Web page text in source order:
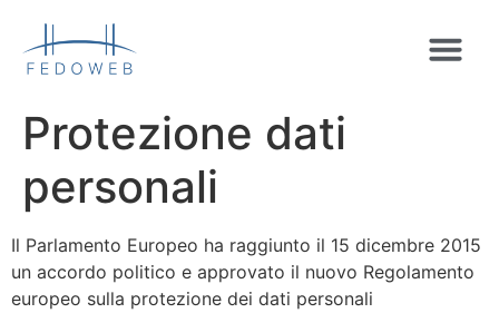
Protezione dati
personali
Il Parlamento Europeo ha raggiunto il 15 dicembre 2015
un accordo politico e approvato il nuovo Regolamento
europeo sulla protezione dei dati personali